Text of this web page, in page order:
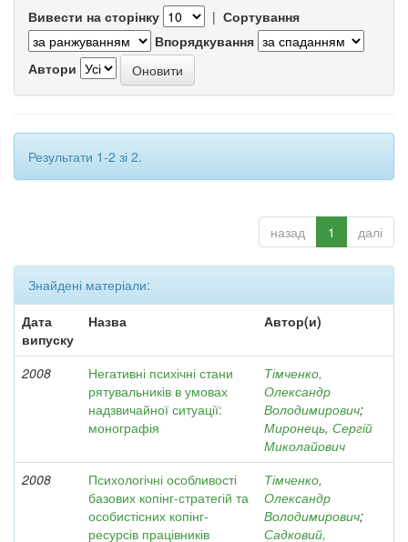
Вивести на сторінку | Сортування
Впорядкування
Автори
Результати 1-2 зі 2.
назад 1 далі
Знайдені матеріали:
Дата
випуску
Назва Автор(и)
2008
Негативні психічні стани
рятувальників в умовах
надзвичайної ситуації:
монографія
Тімченко,
Олександр
Володимирович;
Миронець, Сергій
Миколайович
2008
Психологічні особливості
базових копінг-стратегій та
особистісних копінг-
ресурсів працівників
Тімченко,
Олександр
Володимирович;
Садковий,